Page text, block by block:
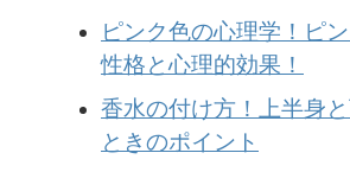
ピンク色の心理学！ピ
性格と心理的効果！
香水の付け方！上半身
ときのポイント